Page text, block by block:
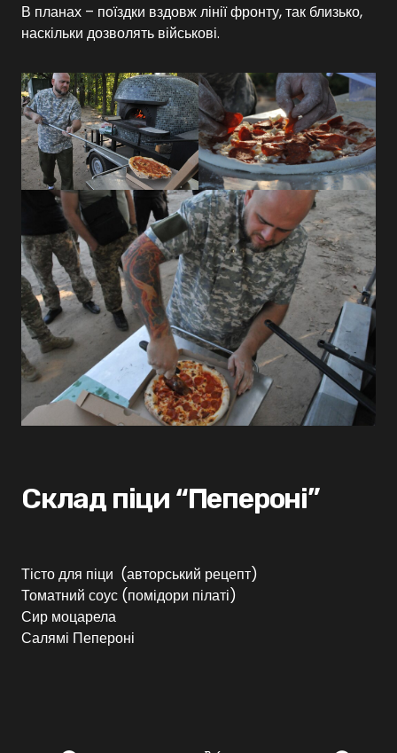
В планах – поїздки вздовж лінії фронту, так близько,
наскільки дозволять військові.
Склад піци “Пепероні”
Тісто для піци (авторський рецепт)
Томатний соус (помідори пілаті)
Сир моцарела
Салямі Пепероні